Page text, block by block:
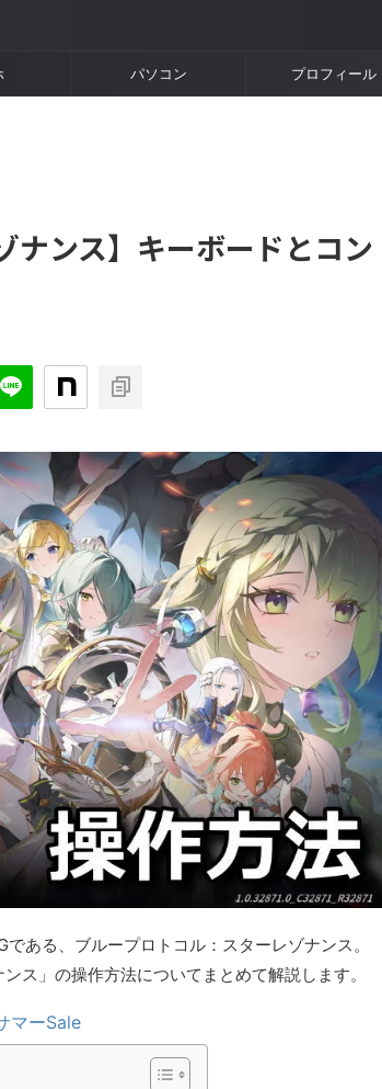
パソコン プロフィール
ナンス】キーボードとコン
ある、ブループロトコル：スターレゾナンス。
ス」の操作方法についてまとめて解説します。
マーSale